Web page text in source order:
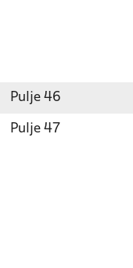
Pulje 46
Pulje 47